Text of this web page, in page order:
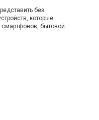
без
которые
смартфонов, бытовой